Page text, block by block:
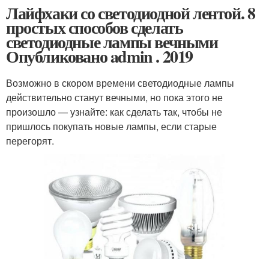
Лайфхаки со светодиодной лентой. 8
простых способов сделать
светодиодные лампы вечными
Опубликовано admin . 2019
Возможно в скором времени светодиодные лампы
действительно станут вечными, но пока этого не
произошло — узнайте: как сделать так, чтобы не
пришлось покупать новые лампы, если старые
перегорят.